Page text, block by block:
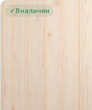
✓ В наличии